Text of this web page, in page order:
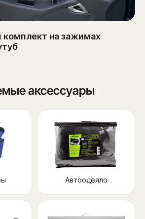
комплект на зажимах
аксессуары
Автоодеяло